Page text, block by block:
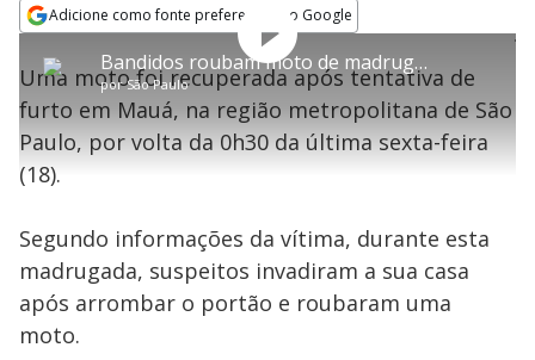
Adicione como fonte preferencial no Google
Play
Video
Bandidos roubam moto de madrugada, mas dono acorda, inicia caçada e recupera veículo
porSão Paulo
a
window.
modal
be
the
key
activating
close
Rever
Uma moto foi recuperada após tentativa de
furto em Mauá, na região metropolitana de São
Paulo, por volta da 0h30 da última sexta-feira
(18).
Segundo informações da vítima, durante esta
madrugada, suspeitos invadiram a sua casa
após arrombar o portão e roubaram uma
moto.